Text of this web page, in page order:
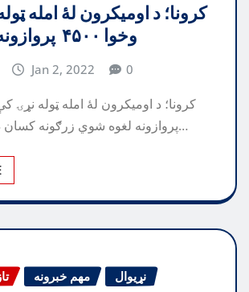
کرونا؛ د اومیکرون لۀ امله
وخوا ۴۵۰۰ پروازونه لغوه شوي
Jan 2, 2022 0
پروازونه لغوه شوي زرګونه کسان د پروازونو د ځنډ…
مهم خبرونه نړیوال